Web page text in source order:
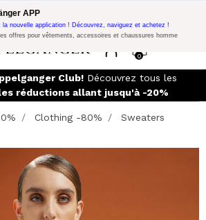
supplémentaire sur 300€ d'achat
le code:
0
APP
la nouvelle application ! Découvrez, naviguez et achetez !
offres pour vêtements, accessoires et chaussures homme
Club!Découvrez tous les
réductions allant jusqu'à -20%
Clothing -80%
Sweaters